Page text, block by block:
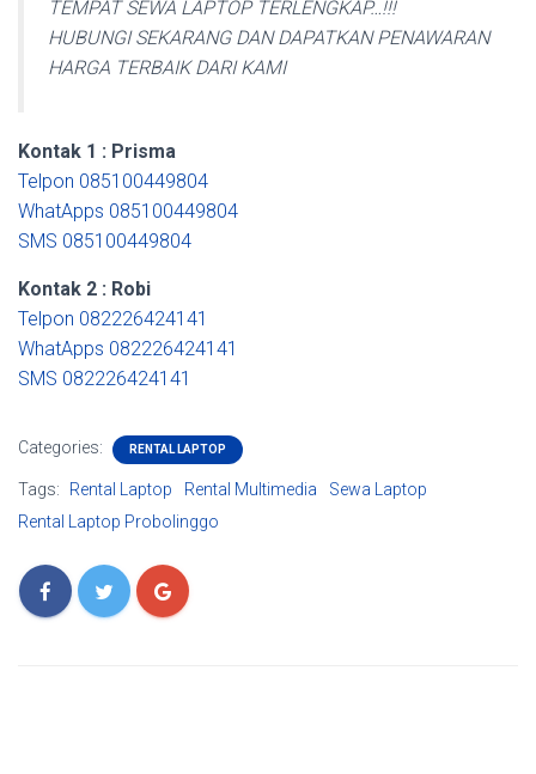
TEMPAT SEWA LAPTOP TERLENGKAP…!!!
HUBUNGI SEKARANG DAN DAPATKAN PENAWARAN
HARGA TERBAIK DARI KAMI
Kontak 1 : Prisma
Telpon 085100449804
WhatApps 085100449804
SMS 085100449804
Kontak 2 : Robi
Telpon 082226424141
WhatApps 082226424141
SMS 082226424141
Categories: RENTAL LAPTOP
Tags: Rental Laptop Rental Multimedia
Sewa Laptop
Rental Laptop Probolinggo